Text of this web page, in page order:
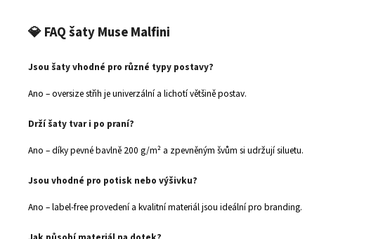
💎FAQ šaty Muse Malfini
Jsou šaty vhodné pro různé typy postavy?
Ano – oversize střih je univerzální a lichotí většině postav.
Drží šaty tvar i po praní?
Ano – díky pevné bavlně 200 g/m² a zpevněným švům si udržují siluetu.
Jsou vhodné pro potisk nebo výšivku?
Ano – label‑free provedení a kvalitní materiál jsou ideální pro branding.